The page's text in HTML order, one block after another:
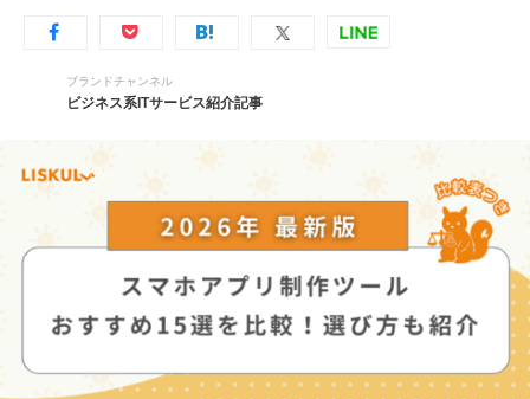
ブランドチャンネル
ビジネス系ITサービス紹介記事